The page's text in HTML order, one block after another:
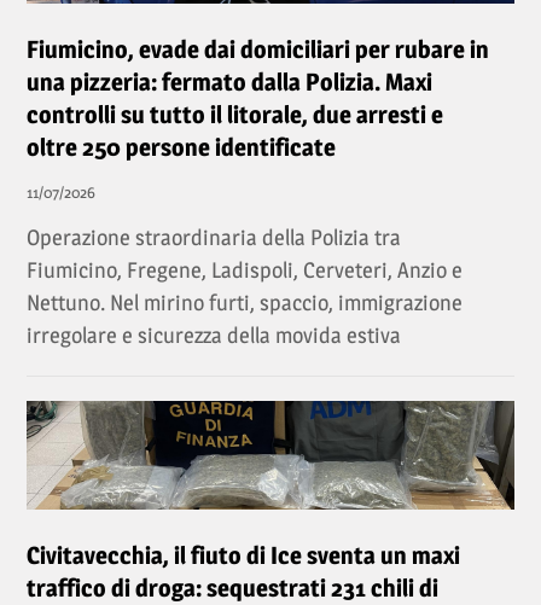
Fiumicino, evade dai domiciliari per rubare in
una pizzeria: fermato dalla Polizia. Maxi
controlli su tutto il litorale, due arresti e
oltre 250 persone identificate
11/07/2026
Operazione straordinaria della Polizia tra
Fiumicino, Fregene, Ladispoli, Cerveteri, Anzio e
Nettuno. Nel mirino furti, spaccio, immigrazione
irregolare e sicurezza della movida estiva
Civitavecchia, il fiuto di Ice sventa un maxi
traffico di droga: sequestrati 231 chili di